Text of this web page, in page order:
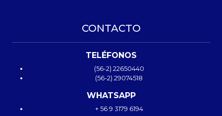
CONTACTO
TELÉFONOS
(56-2) 22650440
(56-2) 29074518
WHATSAPP
+ 56 9 3179 6194